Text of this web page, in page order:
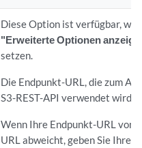
Diese Option ist verfügbar,
"Erweiterte Optionen
setzen.
Die Endpunkt-URL, die zum
S3-REST-API verwendet wird.
Wenn Ihre Endpunkt-URL von
URL abweicht, geben Sie Ihre